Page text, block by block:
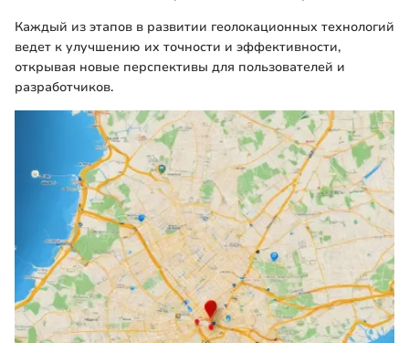
Каждый из этапов в развитии геолокационных технологий
ведет к улучшению их точности и эффективности,
открывая новые перспективы для пользователей и
разработчиков.